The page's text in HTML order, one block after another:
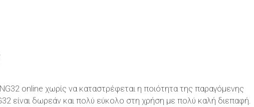
online χωρίς να καταστρέφεται η ποιότητα της παραγόμενης
είναι δωρεάν και πολύ εύκολο στη χρήση με πολύ καλή διεπαφή.